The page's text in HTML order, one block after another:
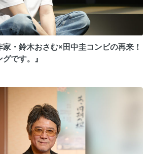
家・鈴木おさむ×田中圭コンビの再来！
です。』